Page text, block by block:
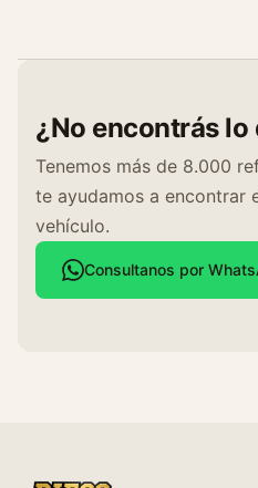
¿No encontrás lo
Tenemos más de 8.000
te ayudamos a encontrar
vehículo.
Consultanos por